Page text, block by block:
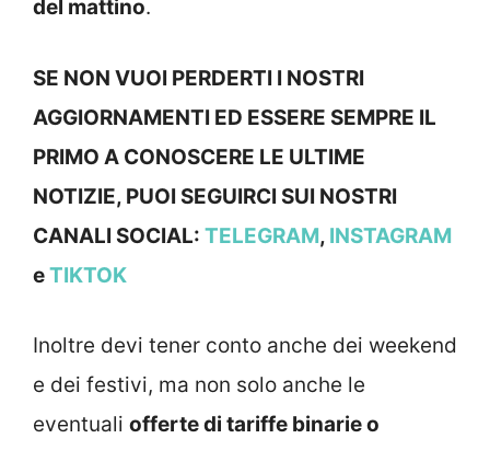
del mattino.
SE NON VUOI PERDERTI I NOSTRI
AGGIORNAMENTI ED ESSERE SEMPRE IL
PRIMO A CONOSCERE LE ULTIME
NOTIZIE, PUOI SEGUIRCI SUI NOSTRI
CANALI SOCIAL: TELEGRAM, INSTAGRAM
eTIKTOK
Inoltre devi tener conto anche dei weekend
e dei festivi, ma non solo anche le
eventuali offerte di tariffe binarie o